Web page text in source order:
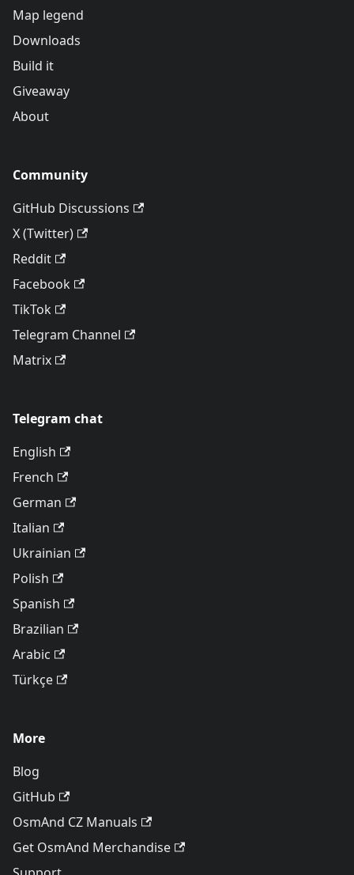
Map legend
Downloads
Build it
Giveaway
About
Community
GitHub Discussions
X (Twitter)
Reddit
Facebook
TikTok
Telegram Channel
Matrix
Telegram chat
English
French
German
Italian
Ukrainian
Polish
Spanish
Brazilian
Arabic
Türkçe
More
Blog
GitHub
OsmAnd CZ Manuals
Get OsmAnd Merchandise